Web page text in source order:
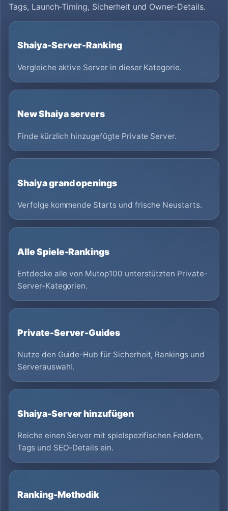
Tags, Launch-Timing, Sicherheit und Owner-Details.
Shaiya-Server-Ranking
Vergleiche aktive Server in dieser Kategorie.
New Shaiya servers
Finde kürzlich hinzugefügte Private Server.
Shaiya grand openings
Verfolge kommende Starts und frische Neustarts.
Alle Spiele-Rankings
Entdecke alle von Mutop100 unterstützten Private-
Server-Kategorien.
Private-Server-Guides
Nutze den Guide-Hub für Sicherheit, Rankings und
Serverauswahl.
Shaiya-Server hinzufügen
Reiche einen Server mit spielspezifischen Feldern,
Tags und SEO-Details ein.
Ranking-Methodik